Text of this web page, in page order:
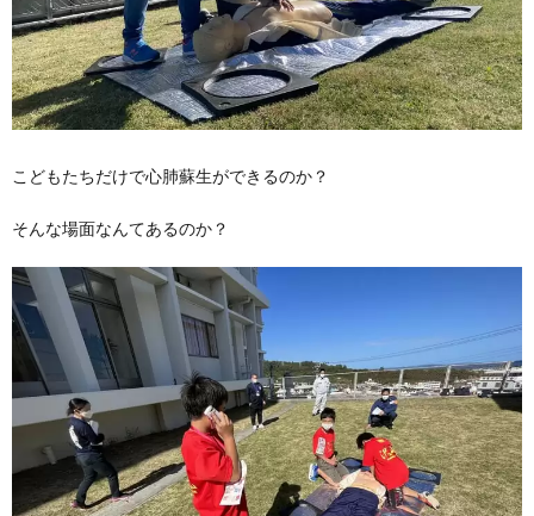
こどもたちだけで心肺蘇生ができるのか？
そんな場面なんてあるのか？